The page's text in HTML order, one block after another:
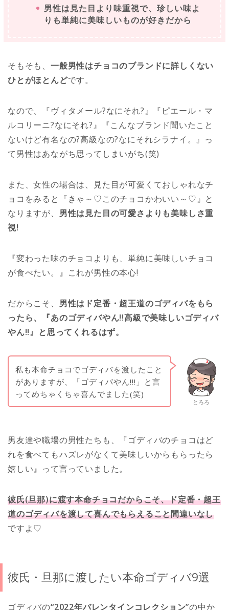
男性は見た目より味重視で、珍しい味よ
りも単純に美味しいものが好きだから
そもそも、 一般男性はチョコのブランドに詳しくない
ひとがほとんどです。
なので、『ヴィタメール?なにそれ?』『ピエール・マ
ルコリーニ?なにそれ?』『こんなブランド聞いたこと
ないけど有名なの?高級なの?なにそれシラナイ。』っ
て男性はあながち思ってしまいがち(笑)
また、女性の場合は、見た目が可愛くておしゃれなチ
ョコをみると『きゃ～♡このチョコかわいい～♡』と
なりますが、 男性は見た目の可愛さよりも美味しさ重
視!
『変わった味のチョコよりも、単純に美味しいチョコ
が食べたい。』これが男性の本心!
だからこそ、 男性はド定番・超王道のゴディバをもら
ったら、『あのゴディバやん!!高級で美味しいゴディバ
やん!!』と思ってくれるはず。
とろろ
私も本命チョコでゴディバを渡したこと
がありますが、「ゴディバやん!!!」と言
ってめちゃくちゃ喜んでました(笑)
男友達や職場の男性たちも、『ゴディバのチョコはど
れを食べてもハズレがなくて美味しいからもらったら
嬉しい』って言っていました。
彼氏(旦那)に渡す本命チョコだからこそ、ド定番・超王
道のゴディバを渡して喜んでもらえること間違いなし
ですよ♡
彼氏・旦那に渡したい本命ゴディバ9選
ゴディバの“2022年バレンタインコレクション”の中か